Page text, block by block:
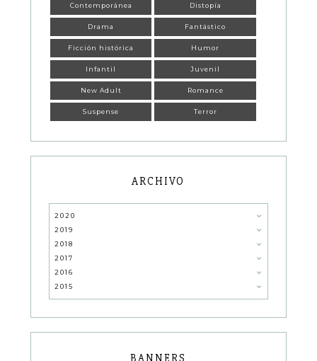
Contemporánea Distopía
Drama Fantástico
Ficción histórica Humor
Infantil Juvenil
New Adult Romance
Suspense Terror
ARCHIVO
2020
2019
2018
2017
2016
2015
BANNERS